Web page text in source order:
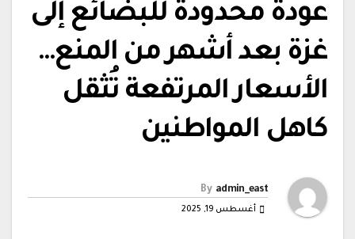
عودة محدودة للبضائع إلى
غزة بعد أشهر من المنع…
الأسعار المرتفعة تُثقل
كاهل المواطنين
By admin_east
أغسطس 19, 2025